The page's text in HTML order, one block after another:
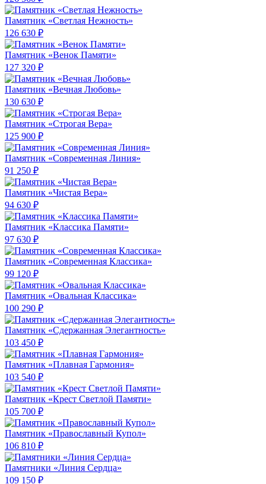
Памятник «Светлая Нежность»
126 630 ₽
Памятник «Венок Памяти»
127 320 ₽
Памятник «Вечная Любовь»
130 630 ₽
Памятник «Строгая Вера»
125 900 ₽
Памятник «Современная Линия»
91 250 ₽
Памятник «Чистая Вера»
94 630 ₽
Памятник «Классика Памяти»
97 630 ₽
Памятник «Современная Классика»
99 120 ₽
Памятник «Овальная Классика»
100 290 ₽
Памятник «Сдержанная Элегантность»
103 450 ₽
Памятник «Плавная Гармония»
103 540 ₽
Памятник «Крест Светлой Памяти»
105 700 ₽
Памятник «Православный Купол»
106 810 ₽
Памятники «Линия Сердца»
109 150 ₽